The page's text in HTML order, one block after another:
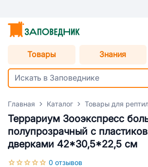
Товары Знания
Главная Каталог Товары для
Террариум Зооэкспресс
полупрозрачный с
дверками 42*30,5*22,5 см
0 отзывов